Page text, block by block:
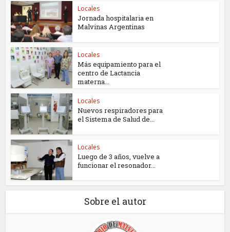
Locales
Jornada hospitalaria en
Malvinas Argentinas
Locales
Más equipamiento para el
centro de Lactancia
materna...
Locales
Nuevos respiradores para
el Sistema de Salud de...
Locales
Luego de 3 años, vuelve a
funcionar el resonador...
Sobre el autor